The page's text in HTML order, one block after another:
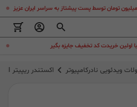
اولین خریدت کد تخفیف جایزه بگیر .
ویدئویی نادرکامپیوتر اکستندر ریپیتر HDMI لنکنگ LENKENG LKV168